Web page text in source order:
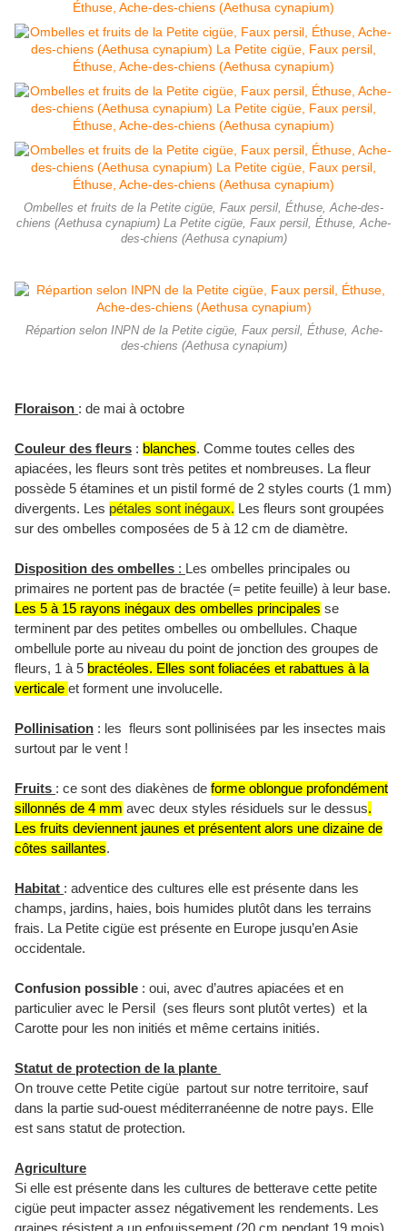
Ombelles et fruits de la Petite cigüe, Faux persil, Éthuse, Ache-des-
chiens (Aethusa cynapium) La Petite cigüe, Faux persil, Éthuse, Ache-
des-chiens (Aethusa cynapium)
Répartion selon INPN de la Petite cigüe, Faux persil, Éthuse, Ache-
des-chiens (Aethusa cynapium)
Floraison : de mai à octobre
Couleur des fleurs : blanches. Comme toutes celles des
apiacées, les fleurs sont très petites et nombreuses. La fleur
possède 5 étamines et un pistil formé de 2 styles courts (1 mm)
divergents. Les pétales sont inégaux. Les fleurs sont groupées
sur des ombelles composées de 5 à 12 cm de diamètre.
Disposition des ombelles : Les ombelles principales ou
primaires ne portent pas de bractée (= petite feuille) à leur base.
Les 5 à 15 rayons inégaux des ombelles principales se
terminent par des petites ombelles ou ombellules. Chaque
ombellule porte au niveau du point de jonction des groupes de
fleurs, 1 à 5 bractéoles. Elles sont foliacées et rabattues à la
verticale et forment une involucelle.
Pollinisation : les fleurs sont pollinisées par les insectes mais
surtout par le vent !
Fruits : ce sont des diakènes de forme oblongue profondément
sillonnés de 4 mm avec deux styles résiduels sur le dessus.
Les fruits deviennent jaunes et présentent alors une dizaine de
côtes saillantes.
Habitat : adventice des cultures elle est présente dans les
champs, jardins, haies, bois humides plutôt dans les terrains
frais. La Petite cigüe est présente en Europe jusqu’en Asie
occidentale.
Confusion possible : oui, avec d’autres apiacées et en
particulier avec le Persil (ses fleurs sont plutôt vertes) et la
Carotte pour les non initiés et même certains initiés.
Statut de protection de la plante
On trouve cette Petite cigüe partout sur notre territoire, sauf
dans la partie sud-ouest méditerranéenne de notre pays. Elle
est sans statut de protection.
Agriculture
Si elle est présente dans les cultures de betterave cette petite
cigüe peut impacter assez négativement les rendements. Les